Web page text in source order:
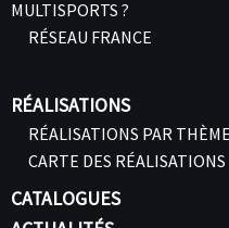
MULTISPORTS ?
RÉSEAU FRANCE
RÉALISATIONS
RÉALISATIONS PAR THÈME
CARTE DES RÉALISATIONS
CATALOGUES